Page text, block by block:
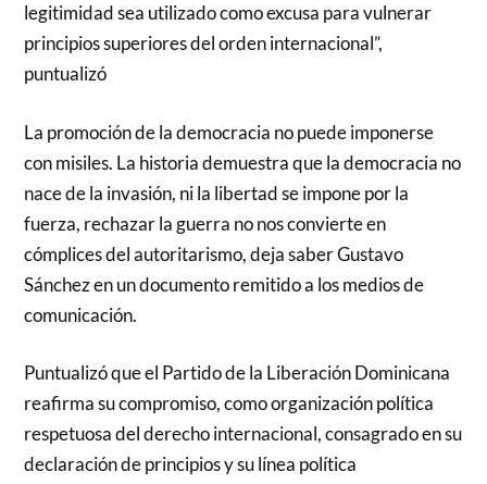
legitimidad sea utilizado como excusa para vulnerar
principios superiores del orden internacional”,
puntualizó
La promoción de la democracia no puede imponerse
con misiles. La historia demuestra que la democracia no
nace de la invasión, ni la libertad se impone por la
fuerza, rechazar la guerra no nos convierte en
cómplices del autoritarismo, deja saber Gustavo
Sánchez en un documento remitido a los medios de
comunicación.
Puntualizó que el Partido de la Liberación Dominicana
reafirma su compromiso, como organización política
respetuosa del derecho internacional, consagrado en su
declaración de principios y su línea política